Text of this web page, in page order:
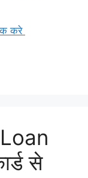
करे
से